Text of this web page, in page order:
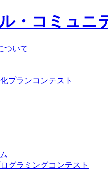
ついて
プランコンテスト
グラミングコンテスト